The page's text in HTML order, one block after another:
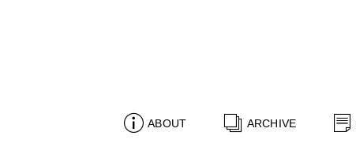
ABOUT ARCHIVE